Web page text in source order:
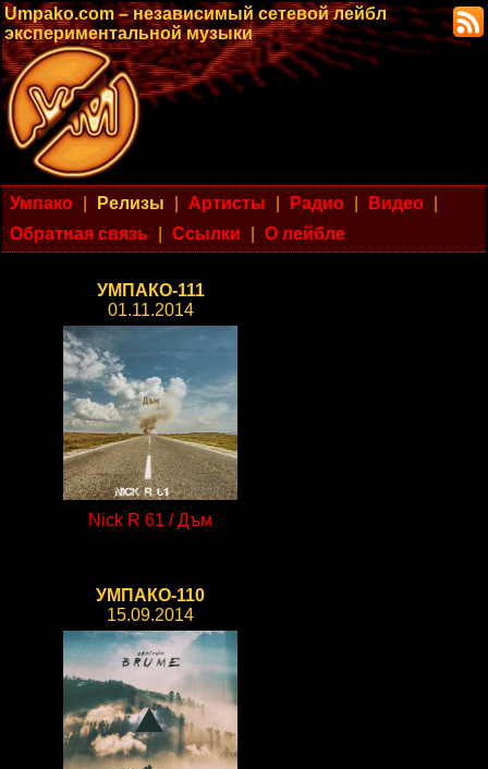
Umpako.com – независимый сетевой лейбл
экспериментальной музыки
Умпако Релизы Артисты Радио Видео
Обратная связь
Ссылки О лейбле
УМПАКО-111
01.11.2014
Nick R 61 / Дъм
УМПАКО-110
15.09.2014